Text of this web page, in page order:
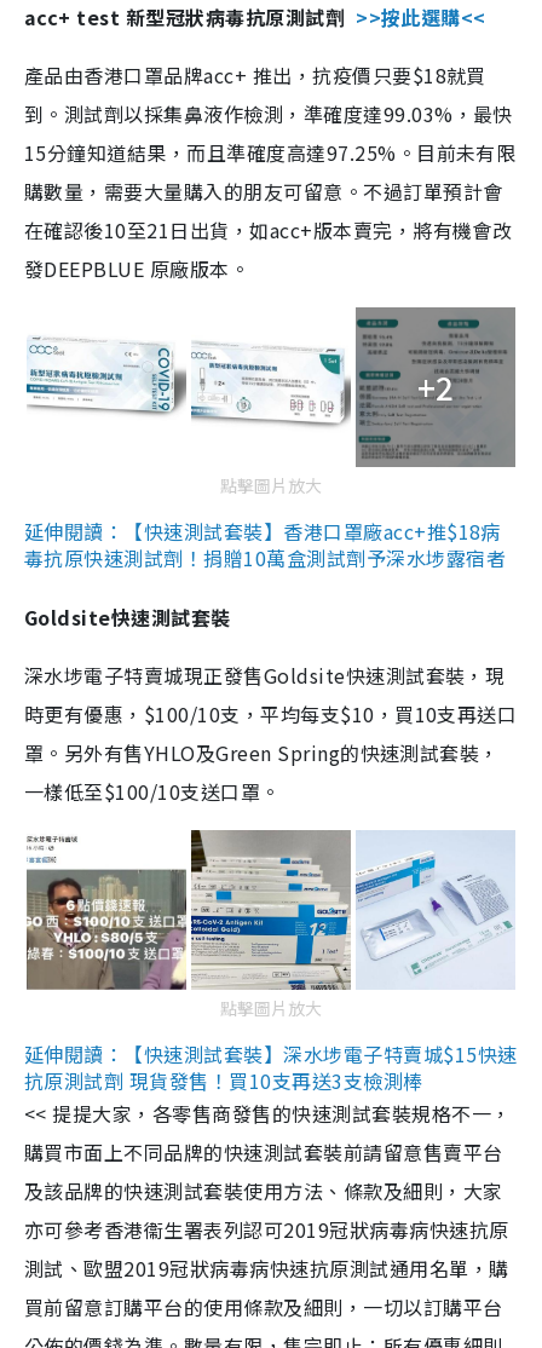
acc+ test 新型冠狀病毒抗原測試劑 >>按此選購<<
產品由香港口罩品牌acc+ 推出，抗疫價只要$18就買
到。測試劑以採集鼻液作檢測，準確度達99.03%，最快
15分鐘知道結果，而且準確度高達97.25%。目前未有限
購數量，需要大量購入的朋友可留意。不過訂單預計會
在確認後10至21日出貨，如acc+版本賣完，將有機會改
發DEEPBLUE 原廠版本。
+2
點擊圖片放大
延伸閱讀：【快速測試套裝】香港口罩廠acc+推$18病
毒抗原快速測試劑！捐贈10萬盒測試劑予深水埗露宿者
Goldsite快速測試套裝
深水埗電子特賣城現正發售Goldsite快速測試套裝，現
時更有優惠，$100/10支，平均每支$10，買10支再送口
罩。另外有售YHLO及Green Spring的快速測試套裝，
一樣低至$100/10支送口罩。
點擊圖片放大
延伸閱讀：【快速測試套裝】深水埗電子特賣城$15快速
抗原測試劑 現貨發售！買10支再送3支檢測棒
<< 提提大家，各零售商發售的快速測試套裝規格不一，
購買市面上不同品牌的快速測試套裝前請留意售賣平台
及該品牌的快速測試套裝使用方法、條款及細則，大家
亦可參考香港衞生署表列認可2019冠狀病毒病快速抗原
測試、歐盟2019冠狀病毒病快速抗原測試通用名單，購
買前留意訂購平台的使用條款及細則，一切以訂購平台